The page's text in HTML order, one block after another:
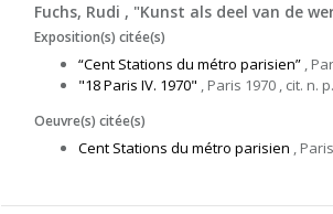
Fuchs, Rudi , "Kunst als deel van de
Exposition(s) citée(s)
“Cent Stations du métro parisien” ,
"18 Paris IV. 1970" , Paris 1970 , cit. n. p.
Oeuvre(s) citée(s)
Cent Stations du métro parisien ,